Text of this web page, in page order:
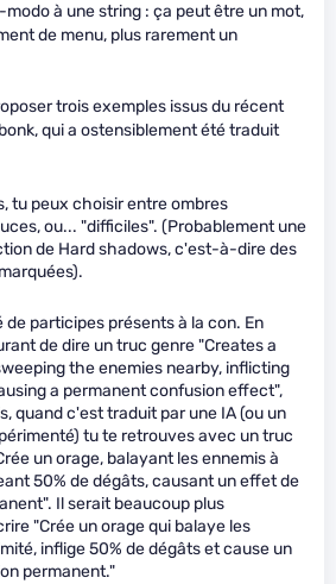
à une string : ça peut être un mot,
de menu, plus rarement un
trois exemples issus du récent
qui a ostensiblement été traduit
tu peux choisir entre ombres
ou... "difficiles". (Probablement une
de Hard shadows, c'est-à-dire des
de participes présents à la con. En
de dire un truc genre "Creates a
the enemies nearby, inflicting
a permanent confusion effect",
quand c'est traduit par une IA (ou un
tu te retrouves avec un truc
un orage, balayant les ennemis à
50% de dégâts, causant un effet de
Il serait beaucoup plus
"Crée un orage qui balaye les
inflige 50% de dégâts et cause un
permanent."